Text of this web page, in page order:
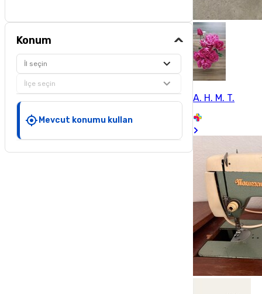
Konum
İl seçin
İlçe seçin
Mevcut konumu kullan
A. H. M. T.